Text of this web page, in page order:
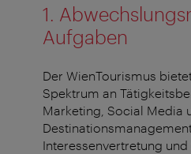
1.
Aufgaben
Der WienTourismus
Spektrum an
Marketing, Social Media
Interessenvertretung und